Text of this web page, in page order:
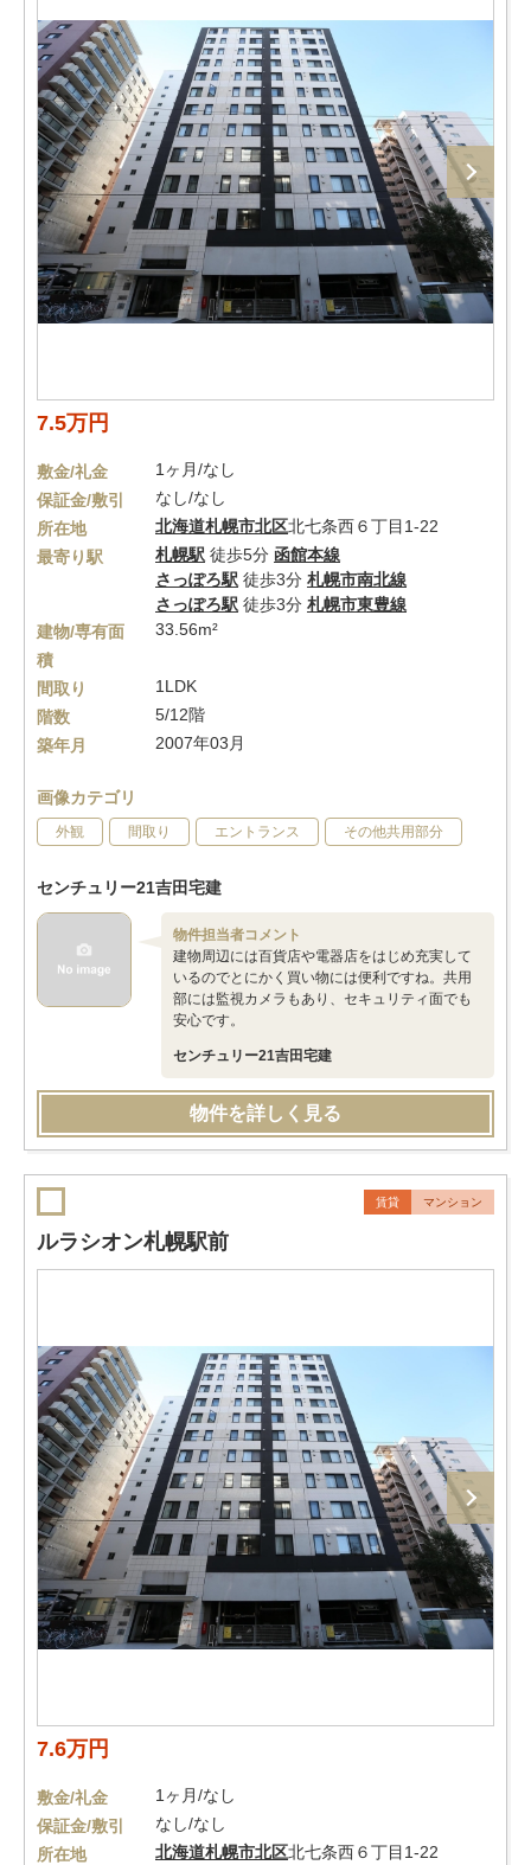
7.5万円
敷金/礼金
1ヶ月/なし
保証金/敷引
なし/なし
所在地
北海道札幌市北区北七条西６丁目1-22
最寄り駅
札幌駅 徒歩5分 函館本線
さっぽろ駅 徒歩3分 札幌市南北線
さっぽろ駅 徒歩3分 札幌市東豊線
建物/専有面
積
33.56m²
間取り
1LDK
階数
5/12階
築年月
2007年03月
画像カテゴリ
外観 間取り エントランス その他共用部分
センチュリー21吉田宅建
物件担当者コメント
建物周辺には百貨店や電器店をはじめ充実して
いるのでとにかく買い物には便利ですね。共用
部には監視カメラもあり、セキュリティ面でも
安心です。
センチュリー21吉田宅建
物件を詳しく見る
賃貸 マンション
ルラシオン札幌駅前
7.6万円
敷金/礼金
1ヶ月/なし
保証金/敷引
なし/なし
所在地
北海道札幌市北区北七条西６丁目1-22